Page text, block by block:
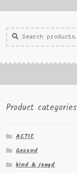
Zoeken
voor:
Zoek
Product categories
ACTIE
Gezond
kind & jeugd